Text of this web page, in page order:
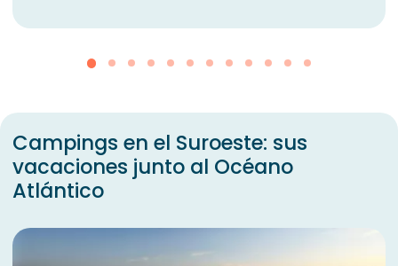
Campings en el Suroeste: sus
vacaciones junto al Océano
Atlántico